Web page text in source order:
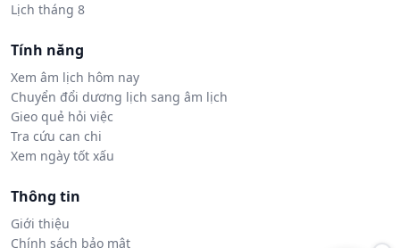
Lịch tháng 8
Tính năng
Xem âm lịch hôm nay
Chuyển đổi dương lịch sang âm lịch
Gieo quẻ hỏi việc
Tra cứu can chi
Xem ngày tốt xấu
Thông tin
Giới thiệu
Chính sách bảo mật